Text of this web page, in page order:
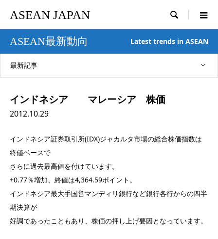
ASEAN JAPAN 
ASEAN最新動向 Latest trends in ASEAN
最新記事
インドネシア マレーシア 株価
2012.10.29
インドネシア証券取引所(IDX)ジャカルタ市場の総合株価指数は
終値ベースで
さらに過去最高値を付けています。
+0.77％増加、終値は4,364.59ポイント。
インドネシア最大手国営マンディリ銀行など銀行各行からの四半
期決算が
好調であったこともあり、株価の押し上げ要因となっています。